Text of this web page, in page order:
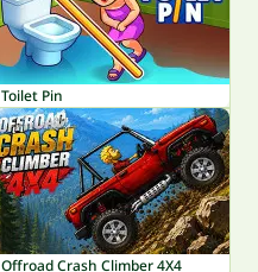
Toilet Pin
Offroad Crash Climber 4X4